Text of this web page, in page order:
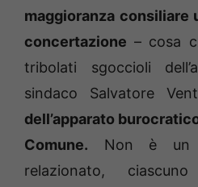
maggioranza consiliare
concertazione – cosa
tribolati sgoccioli
sindaco Salvatore
dell’apparato
Comune. Non è un
relazionato,